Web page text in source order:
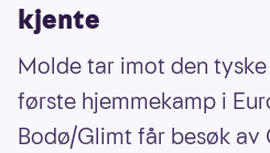
kjente
Molde tar imot den
første hjemmekamp i
Bodø/Glimt får besøk av